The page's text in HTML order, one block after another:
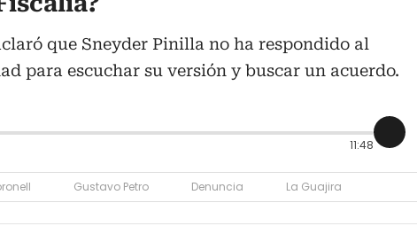
que Sneyder Pinilla no ha respondido al
para escuchar su versión y buscar un acuerdo.
11:48
Gustavo Petro Denuncia La Guajira